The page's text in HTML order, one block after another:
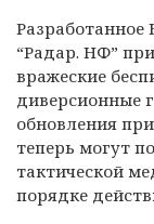
“Радар. НФ”
вражеские
диверсионные
обновления
теперь могут
тактической
порядке